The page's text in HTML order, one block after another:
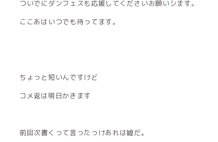
ついでにダンフェスも応援してくださいお願いシます。
ここあはいつでも待ってます。
ちょっと短いんですけど
コメ返は明日かきます
前回次書くって言ったっけあれは嘘だ。